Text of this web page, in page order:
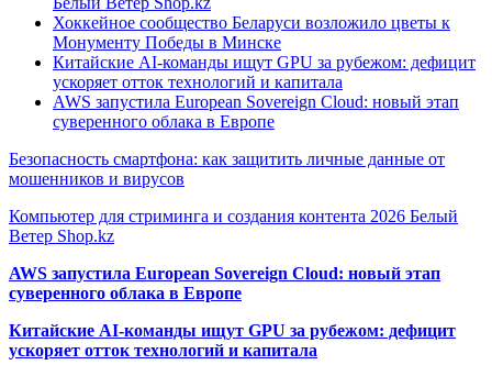
Хоккейное сообщество Беларуси возложило цветы к
Монументу Победы в Минске
Китайские AI-команды ищут GPU за рубежом: дефицит
ускоряет отток технологий и капитала
AWS запустила European Sovereign Cloud: новый этап
суверенного облака в Европе
Безопасность смартфона: как защитить личные данные от
мошенников и вирусов
Компьютер для стриминга и создания контента 2026 Белый
Ветер Shop.kz
AWS запустила European Sovereign Cloud: новый этап
суверенного облака в Европе
Китайские AI-команды ищут GPU за рубежом: дефицит
ускоряет отток технологий и капитала